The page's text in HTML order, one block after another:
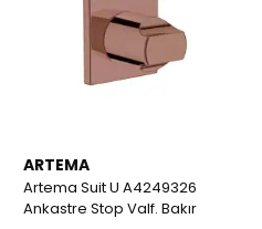
ARTEMA
Artema Suit U A4249326
Ankastre Stop Valf. Bakır